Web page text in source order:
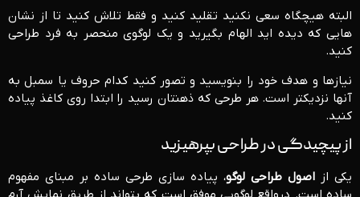
البته هیچگاه سعی نکنید تقلید کنید و فقط تلاش کنید تا از نشان
هایی که دیده اید الهام بگیرید و یک لوگوی منحصر به فرد طراحی
کنید.
نیازها و هدف خود را بنویسید و تصور کنید کدام حروف یا سمبل به
آنها نزدیکتر است. هر طرحی که ذهنتان رسید را ابتدا روی کاغذ پیاده
کنید.
از پیچیدگی در طراحی بپرهیزید
یکی از اصول طراحی لوگو، پیاده سازی طرحی ساده بر مبنای مفهوم